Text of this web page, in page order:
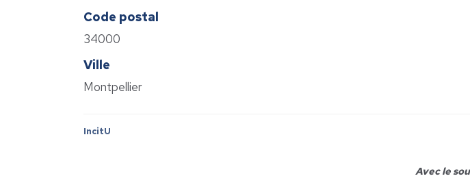
Code postal
34000
Ville
Montpellier
IncitU
Avec le